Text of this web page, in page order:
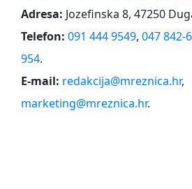
Adresa: Jozefinska 8, 47250
Telefon: 091 444 9549, 047 842-
954.
E-mail: redakcija@mreznica.hr,
marketing@mreznica.hr.